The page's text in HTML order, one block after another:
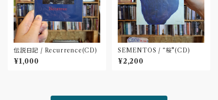
伝説日記 / Recurrence(CD)
¥1,000
SEMENTOS / “桜"(CD)
¥2,200